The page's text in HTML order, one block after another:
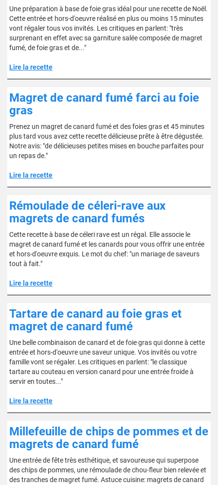
Une préparation à base de foie gras idéal pour une recette de Noël.
Cette entrée et hors-d'oeuvre réalisé en plus ou moins 15 minutes
vont régaler tous vos invités. Les critiques en parlent: "très
surprenant en effet avec sa garniture salée composée de magret
fumé, de foie gras et de..."
Lire la recette
Magret de canard fumé farci au foie
gras
Prenez un magret de canard fumé et des foies gras et 45 minutes
plus tard vous avez cette recette délicieuse prête à être dégustée.
Notre avis: "de délicieuses petites mises en bouche parfaites pour
un repas de."
Lire la recette
Rémoulade de céleri-rave aux
magrets de canard fumés
Cette recette à base de céleri rave est un régal. Elle associe le
magret de canard fumé et les canards pour vous offrir une entrée
et hors-d'oeuvre exquis. Le mot du chef: "un mariage de saveurs
tout à fait."
Lire la recette
Tartare de canard au foie gras et
magret de canard fumé
Une belle combinaison de canard et de foie gras qui donne à cette
entrée et hors-d'oeuvre une saveur unique. Vos invités ou votre
famille vont se régaler. Les critiques en parlent: "le classique
tartare au couteau en version canard pour une entrée froide à
servir en toutes..."
Lire la recette
Millefeuille de chips de pommes et de
magrets de canard fumé
Une entrée de fête très esthétique, et savoureuse qui superpose
des chips de pommes, une rémoulade de chou-fleur bien relevée et
des tranches de magret fumé. Astuce cuisine: magrets de canard